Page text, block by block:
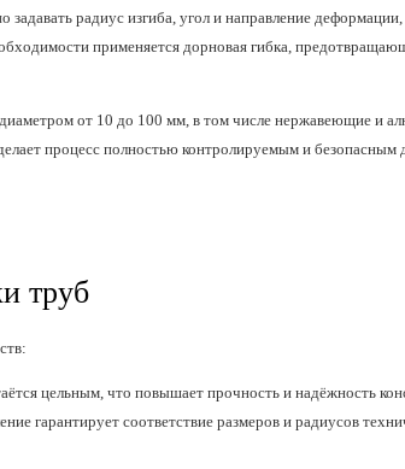
радиус изгиба, угол и направление
применяется дорновая гибка,
от 10 до 100 мм, в том числе нержавеющие и
процесс полностью контролируемым и безопасным
труб
цельным, что повышает прочность и надёжность
гарантирует соответствие размеров и радиусов